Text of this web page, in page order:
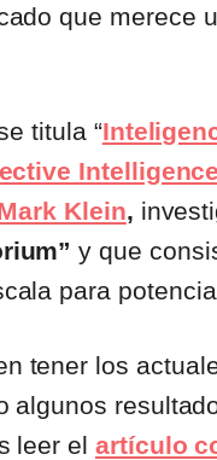
que merece
titula “
Intelligence
Klein,
y que
para
tener los
algunos
leer el artículo